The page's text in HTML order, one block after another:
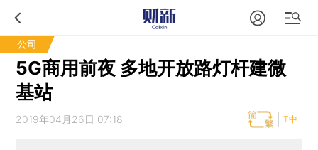
公司
5G商用前夜 多地开放路灯杆建微
基站
2019年04月26日 07:18 T中